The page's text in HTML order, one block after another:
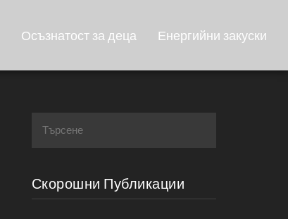
Осъзнатост за деца Енергийни закуски
Скорошни Публикации